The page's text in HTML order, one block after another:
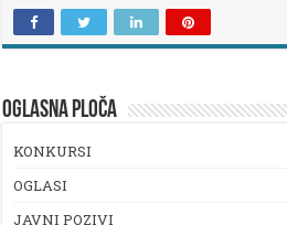
OGLASNA PLOČA
KONKURSI
OGLASI
JAVNI POZIVI